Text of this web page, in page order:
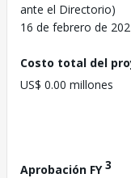
ante el Directorio)
16 de febrero de
Costo total del
US$ 0.00 millones
Aprobación FY3